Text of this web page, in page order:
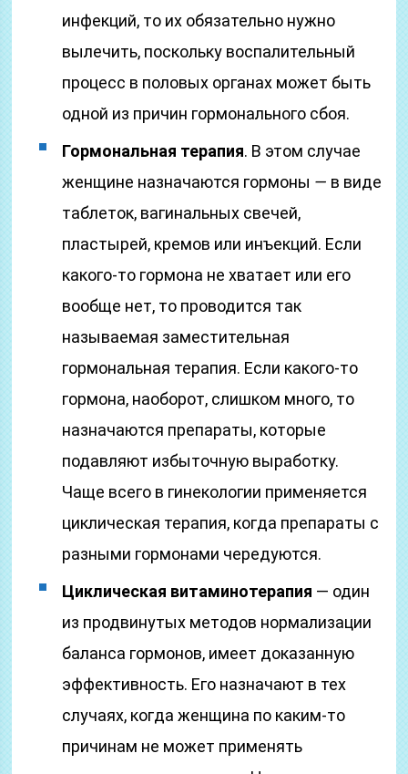
инфекций, то их обязательно нужно
вылечить, поскольку воспалительный
процесс в половых органах может быть
одной из причин гормонального сбоя.
Гормональная терапия. В этом случае
женщине назначаются гормоны — в виде
таблеток, вагинальных свечей,
пластырей, кремов или инъекций. Если
какого-то гормона не хватает или его
вообще нет, то проводится так
называемая заместительная
гормональная терапия. Если какого-то
гормона, наоборот, слишком много, то
назначаются препараты, которые
подавляют избыточную выработку.
Чаще всего в гинекологии применяется
циклическая терапия, когда препараты с
разными гормонами чередуются.
Циклическая витаминотерапия — один
из продвинутых методов нормализации
баланса гормонов, имеет доказанную
эффективность. Его назначают в тех
случаях, когда женщина по каким-то
причинам не может применять